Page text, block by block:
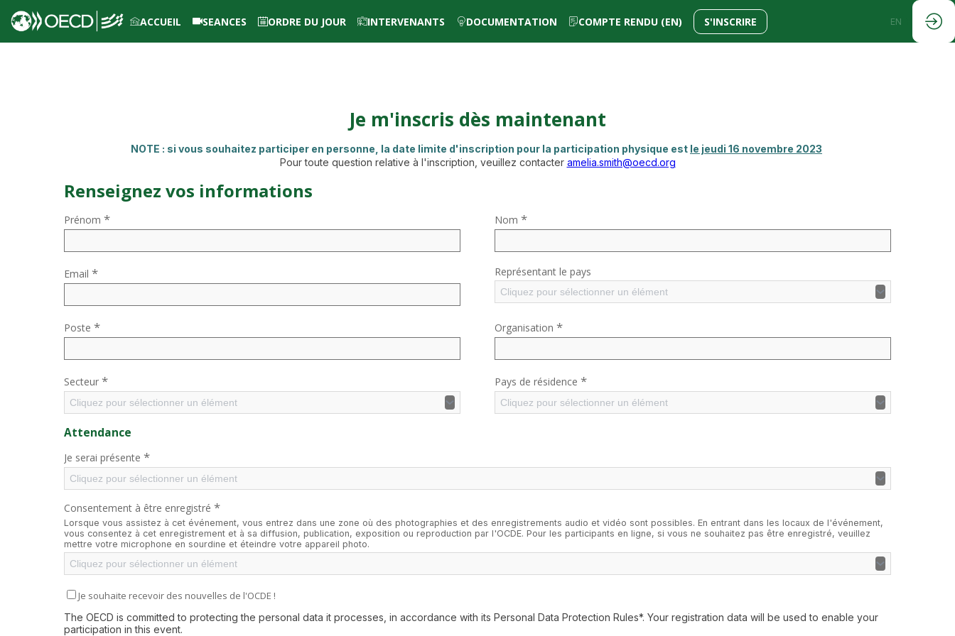
ACCUEIL SEANCES ORDRE DU JOUR INTERVENANTS DOCUMENTATION COMPTE RENDU (EN) S'INSCRIRE EN
Je m'inscris dès maintenant
NOTE : si vous souhaitez participer en personne, la date limite d'inscription pour la participation physique est le jeudi 16 novembre 2023
Pour toute question relative à l'inscription, veuillez contacter amelia.smith@oecd.org
Renseignez vos informations
Prénom * Nom *
Email * Représentant le pays
Cliquez pour sélectionner un élément
Poste * Organisation *
Secteur *
Cliquez pour sélectionner un élément
Pays de résidence *
Cliquez pour sélectionner un élément
Attendance
Je serai présente *
Cliquez pour sélectionner un élément
Consentement à être enregistré *
Lorsque vous assistez à cet événement, vous entrez dans une zone où des photographies et des enregistrements audio et vidéo sont possibles. En entrant dans les locaux de l'événement,
vous consentez à cet enregistrement et à sa diffusion, publication, exposition ou reproduction par l'OCDE. Pour les participants en ligne, si vous ne souhaitez pas être enregistré, veuillez
mettre votre microphone en sourdine et éteindre votre appareil photo.
Cliquez pour sélectionner un élément
Je souhaite recevoir des nouvelles de l'OCDE !
The OECD is committed to protecting the personal data it processes, in accordance with its Personal Data Protection Rules*. Your registration data will be used to enable your
participation in this event.